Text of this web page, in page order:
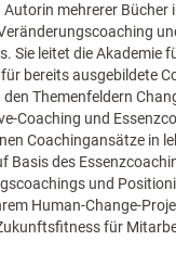
mehrerer Bücher
Sie leitet die Akademie
bereits ausgebildete
Themenfeldern
Coaching und
Coachingansätze in
Basis des
und
Human-Change-
für